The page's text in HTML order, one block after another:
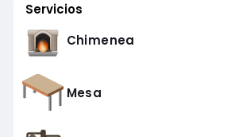
Servicios
Chimenea
Mesa